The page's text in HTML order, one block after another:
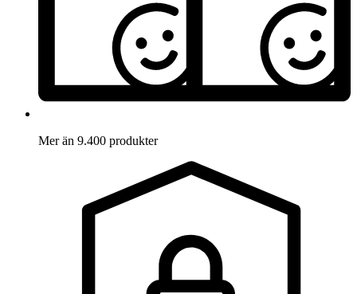
Mer än 9.400 produkter